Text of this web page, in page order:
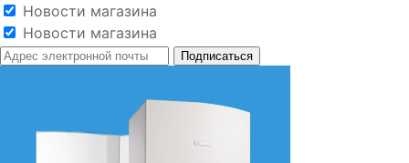
Новости магазина
Новости магазина